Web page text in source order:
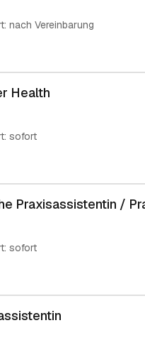
nach Vereinbarung
Health
sofort
Praxisassistentin /
sofort